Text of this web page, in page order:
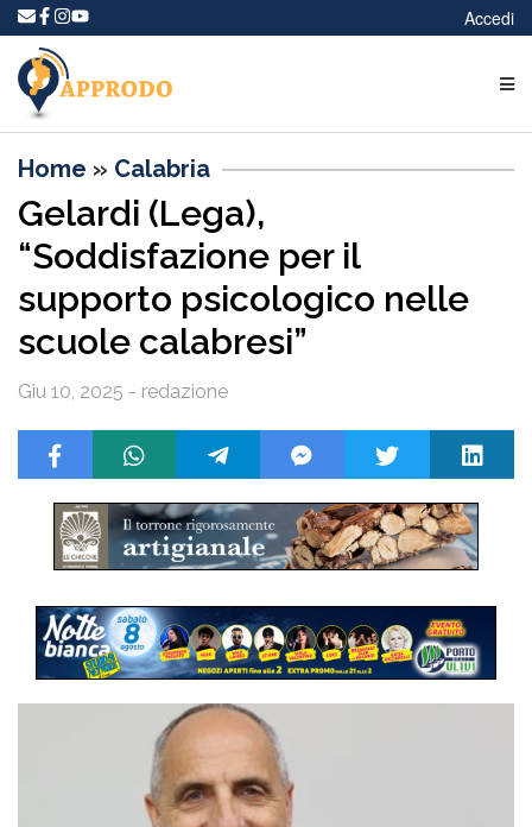
Accedi
Home » Calabria
Gelardi (Lega),
“Soddisfazione per il
supporto psicologico nelle
scuole calabresi”
Giu 10, 2025 - redazione